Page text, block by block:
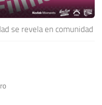
se revela en comunidad